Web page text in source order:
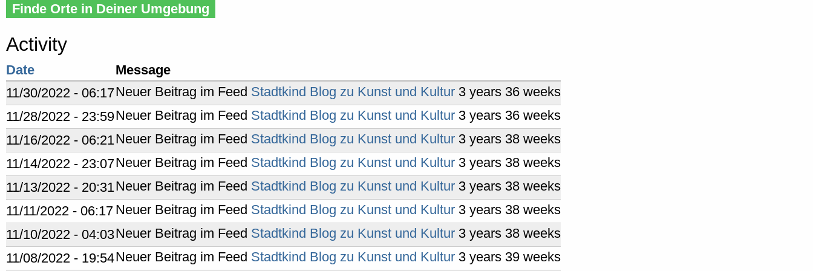
Finde Orte in Deiner Umgebung
Activity
Date
Message
11/30/2022 - 06:17Neuer Beitrag im Feed Stadtkind Blog zu Kunst und Kultur 3 years 36 weeks
11/28/2022 - 23:59Neuer Beitrag im Feed Stadtkind Blog zu Kunst und Kultur 3 years 36 weeks
11/16/2022 - 06:21Neuer Beitrag im Feed Stadtkind Blog zu Kunst und Kultur 3 years 38 weeks
11/14/2022 - 23:07Neuer Beitrag im Feed Stadtkind Blog zu Kunst und Kultur 3 years 38 weeks
11/13/2022 - 20:31Neuer Beitrag im Feed Stadtkind Blog zu Kunst und Kultur 3 years 38 weeks
11/11/2022 - 06:17 Neuer Beitrag im Feed Stadtkind Blog zu Kunst und Kultur 3 years 38 weeks
11/10/2022 - 04:03Neuer Beitrag im Feed Stadtkind Blog zu Kunst und Kultur 3 years 38 weeks
11/08/2022 - 19:54Neuer Beitrag im Feed Stadtkind Blog zu Kunst und Kultur 3 years 39 weeks